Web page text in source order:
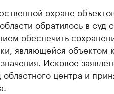
охране
обратилось в суд
обеспечить
являющейся объектом
Исковое
центра и